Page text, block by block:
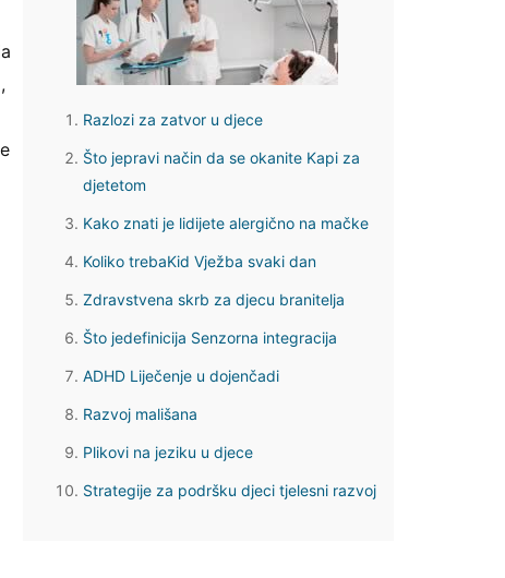
Razlozi za zatvor u djece
Što jepravi način da se okanite Kapi za
djetetom
Kako znati je lidijete alergično na mačke
Koliko trebaKid Vježba svaki dan
Zdravstvena skrb za djecu branitelja
Što jedefinicija Senzorna integracija
ADHD Liječenje u dojenčadi
Razvoj mališana
Plikovi na jeziku u djece
Strategije za podršku djeci tjelesni razvoj